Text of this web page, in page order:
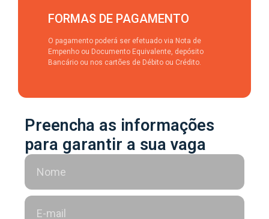
FORMAS DE PAGAMENTO
O pagamento poderá ser efetuado via Nota de
Empenho ou Documento Equivalente, depósito
Bancário ou nos cartões de Débito ou Crédito.
Preencha as informações
para garantir a sua vaga